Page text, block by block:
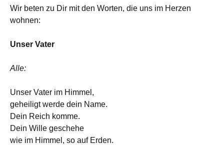
Wir beten zu Dir mit den Worten, die uns im Herzen
wohnen:
Unser Vater
Alle:
Unser Vater im Himmel,
geheiligt werde dein Name.
Dein Reich komme.
Dein Wille geschehe
wie im Himmel, so auf Erden.